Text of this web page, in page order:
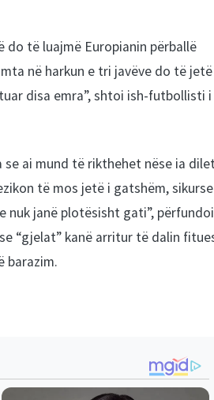
do të luajmë Europianin përballë
në harkun e tri javëve do të
disa emra”, shtoi ish-futbollisti i
se ai mund të rikthehet nëse ia
të mos jetë i gatshëm, sikurse
nuk janë plotësisht gati”, përfundoi
“gjelat” kanë arritur të dalin
barazim.